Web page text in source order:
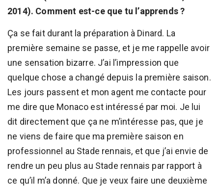
2014). Comment est-ce que tu l’apprends ?
Ça se fait durant la préparation à Dinard. La
première semaine se passe, et je me rappelle avoir
une sensation bizarre. J’ai l’impression que
quelque chose a changé depuis la première saison.
Les jours passent et mon agent me contacte pour
me dire que Monaco est intéressé par moi. Je lui
dit directement que ça ne m’intéresse pas, que je
ne viens de faire que ma première saison en
professionnel au Stade rennais, et que j’ai envie de
rendre un peu plus au Stade rennais par rapport à
ce qu’il m’a donné. Que je veux faire une deuxième